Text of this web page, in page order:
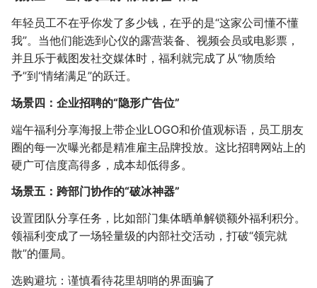
年轻员工不在乎你发了多少钱，在乎的是“这家公司懂不懂
我”。当他们能选到心仪的露营装备、视频会员或电影票，
并且乐于截图发社交媒体时，福利就完成了从“物质给
予”到“情绪满足”的跃迁。
场景四：企业招聘的“隐形广告位”
端午福利分享海报上带企业LOGO和价值观标语，员工朋友
圈的每一次曝光都是精准雇主品牌投放。这比招聘网站上的
硬广可信度高得多，成本却低得多。
场景五：跨部门协作的“破冰神器”
设置团队分享任务，比如部门集体晒单解锁额外福利积分。
领福利变成了一场轻量级的内部社交活动，打破“领完就
散”的僵局。
选购避坑：谨慎看待花里胡哨的界面骗了